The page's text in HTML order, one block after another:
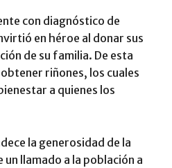
con diagnóstico de
en héroe al donar sus
de su familia. De esta
riñones, los cuales
a quienes los
la generosidad de la
llamado a la población a